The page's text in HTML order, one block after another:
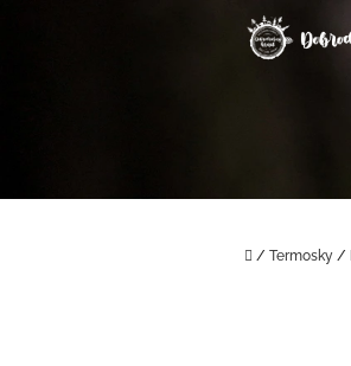
Domů
/ Termosky /